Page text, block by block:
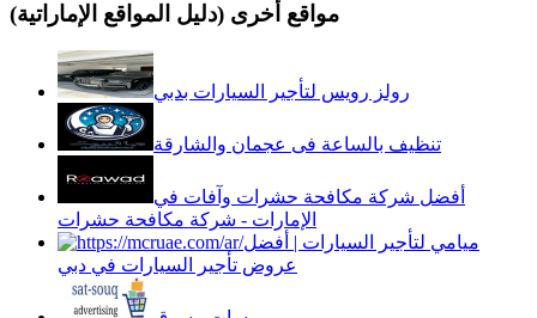
مواقع أخرى (دليل المواقع الإماراتية)
رولز رويس لتأجير السيارات بدبي
تنظيف بالساعة فى عجمان والشارقة
أفضل شركة مكافحة حشرات وآفات في
الإمارات - شركة مكافحة حشرات
ميامي لتأجير السيارات | أفضل
عروض تأجير السيارات في دبي